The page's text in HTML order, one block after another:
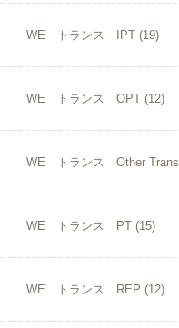
WE トランス IPT (19)
WE トランス OPT (12)
WE トランス Other Trans
WE トランス PT (15)
WE トランス REP (12)